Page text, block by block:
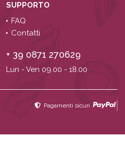
SUPPORTO
FAQ
Contatti
+ 39 0871 270629
Lun - Ven 09.00 - 18.00
Pagamenti sicuri